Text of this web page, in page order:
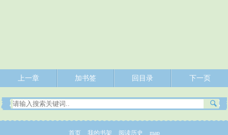
上一章 加书签 回目录 下一页
首页 我的书架 阅读历史 map